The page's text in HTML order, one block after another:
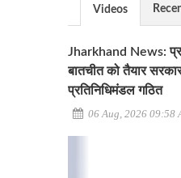
Videos
Jharkhand News:
बातचीत को तैयार
प्रतिनिधिमंडल गठित
06 Aug, 2026 09:58